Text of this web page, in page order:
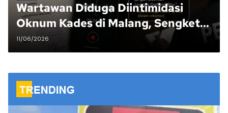
Wartawan Diduga Diintimidasi
Oknum Kades di Malang, Sengketa
Pemberitaan Berujung Ancaman
Jalur Hukum
11/06/2026